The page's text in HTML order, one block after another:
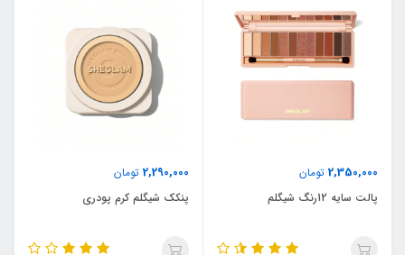
2,350,000 تومان
پالت سایه 12رنگ شیگلم
2,290,000 تومان
پنکک شیگلم کرم پودری